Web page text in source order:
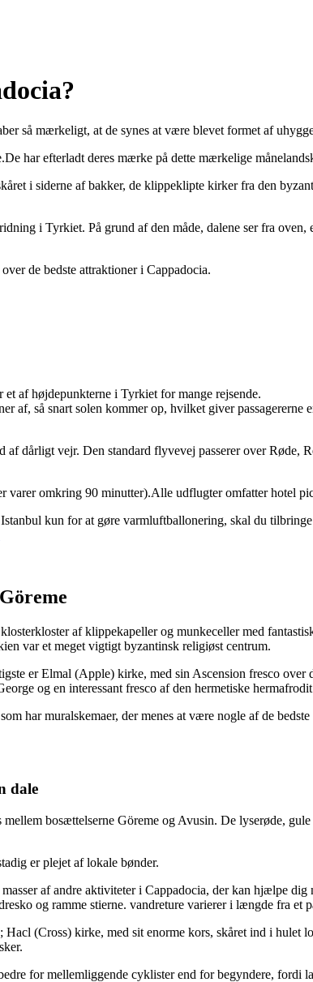
så mærkeligt, at de synes at være blevet formet af
har efterladt deres mærke på dette mærkelige
i siderne af bakker, de klippeklipte kirker fra den
i Tyrkiet. På grund af den måde, dalene ser fra
de bedste attraktioner i Cappadocia.
af højdepunkterne i Tyrkiet for mange rejsende.
af, så snart solen kommer op, hvilket giver
af dårligt vejr. Den standard flyvevej passerer over
varer omkring 90 minutter).Alle udflugter omfatter hotel
kun for at gøre varmluftballonering, skal du
af klippekapeller og munkeceller med
var et meget vigtigt byzantinsk religiøst centrum.
er Elmal (Apple) kirke, med sin Ascension fresco over
og en interessant fresco af den hermetiske
har muralskemaer, der menes at være nogle af de
dale
bosættelserne Göreme og Avusin. De lyserøde,
er plejet af lokale bønder.
af andre aktiviteter i Cappadocia, der kan hjælpe dig
og ramme stierne. vandreture varierer i længde fra et
(Cross) kirke, med sit enorme kors, skåret ind i hulet
for mellemliggende cyklister end for begyndere, fordi